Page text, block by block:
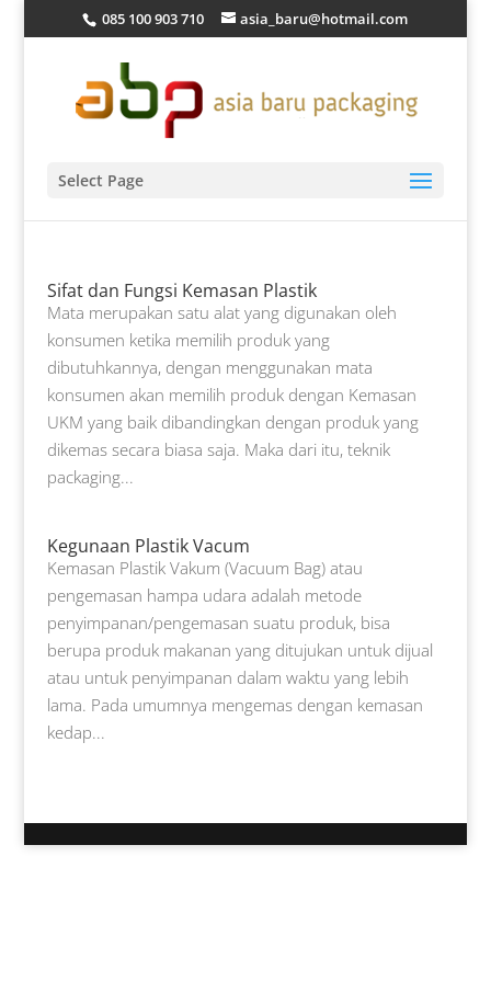
085 100 903 710 asia_baru@hotmail.com
Select Page
Sifat dan Fungsi Kemasan Plastik
Mata merupakan satu alat yang digunakan oleh
konsumen ketika memilih produk yang
dibutuhkannya, dengan menggunakan mata
konsumen akan memilih produk dengan Kemasan
UKM yang baik dibandingkan dengan produk yang
dikemas secara biasa saja. Maka dari itu, teknik
packaging...
Kegunaan Plastik Vacum
Kemasan Plastik Vakum (Vacuum Bag) atau
pengemasan hampa udara adalah metode
penyimpanan/pengemasan suatu produk, bisa
berupa produk makanan yang ditujukan untuk dijual
atau untuk penyimpanan dalam waktu yang lebih
lama. Pada umumnya mengemas dengan kemasan
kedap...